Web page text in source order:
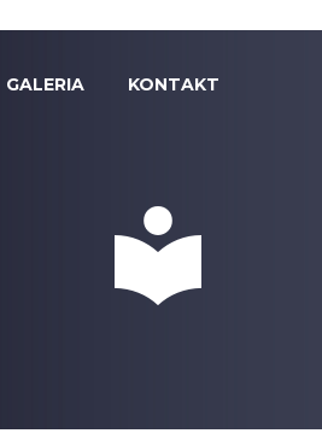
GALERIA KONTAKT

